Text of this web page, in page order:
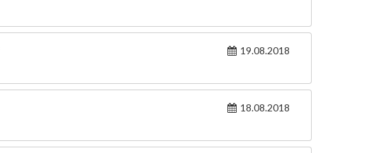
19.08.2018
18.08.2018